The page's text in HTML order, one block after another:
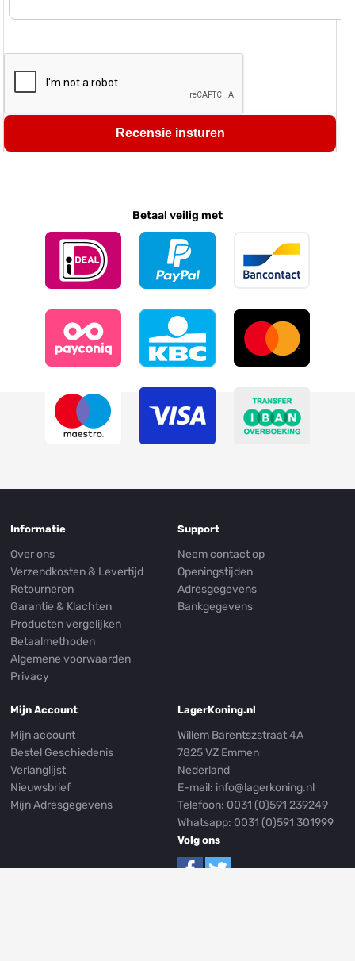
Recensie insturen
Betaal veilig met
Informatie
Over ons
Verzendkosten & Levertijd
Retourneren
Garantie & Klachten
Producten vergelijken
Betaalmethoden
Algemene voorwaarden
Privacy
Support
Neem contact op
Openingstijden
Adresgegevens
Bankgegevens
Mijn Account
Mijn account
Bestel Geschiedenis
Verlanglijst
Nieuwsbrief
Mijn Adresgegevens
LagerKoning.nl
Willem Barentszstraat 4A
7825 VZ Emmen
Nederland
E-mail: info@lagerkoning.nl
Telefoon: 0031 (0)591 239249
Whatsapp: 0031 (0)591 301999
Volg ons